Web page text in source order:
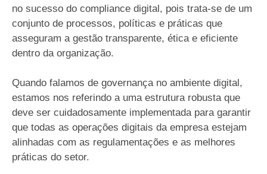
no sucesso do compliance digital, pois trata-se de um
conjunto de processos, políticas e práticas que
asseguram a gestão transparente, ética e eficiente
dentro da organização.
Quando falamos de governança no ambiente digital,
estamos nos referindo a uma estrutura robusta que
deve ser cuidadosamente implementada para garantir
que todas as operações digitais da empresa estejam
alinhadas com as regulamentações e as melhores
práticas do setor.